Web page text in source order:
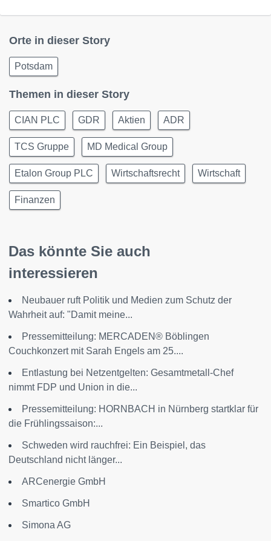
Orte in dieser Story
Potsdam
Themen in dieser Story
CIAN PLC GDR Aktien ADR
TCS Gruppe MD Medical Group
Etalon Group PLC Wirtschaftsrecht Wirtschaft
Finanzen
Das könnte Sie auch
interessieren
Neubauer ruft Politik und Medien zum Schutz der
Wahrheit auf: "Damit meine...
Pressemitteilung: MERCADEN® Böblingen
Couchkonzert mit Sarah Engels am 25....
Entlastung bei Netzentgelten: Gesamtmetall-Chef
nimmt FDP und Union in die...
Pressemitteilung: HORNBACH in Nürnberg startklar für
die Frühlingssaison:...
Schweden wird rauchfrei: Ein Beispiel, das
Deutschland nicht länger...
ARCenergie GmbH
Smartico GmbH
Simona AG